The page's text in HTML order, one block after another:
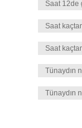
Saat 12de
Saat
Saat
Tünaydın
Tünaydın